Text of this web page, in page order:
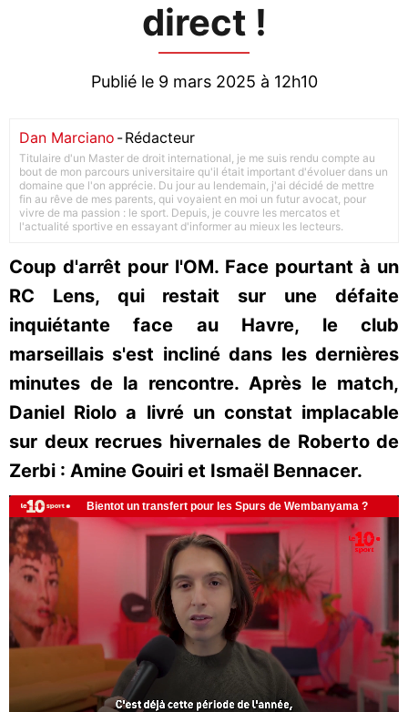
direct !
Publié le 9 mars 2025 à 12h10
Dan Marciano -Rédacteur
Titulaire d'un Master de droit international, je me suis rendu compte au
bout de mon parcours universitaire qu'il était important d'évoluer dans un
domaine que l'on apprécie. Du jour au lendemain, j'ai décidé de mettre
fin au rêve de mes parents, qui voyaient en moi un futur avocat, pour
vivre de ma passion : le sport. Depuis, je couvre les mercatos et
l'actualité sportive en essayant d'informer au mieux les lecteurs.
Coup d'arrêt pour l'OM. Face pourtant à un
RC Lens, qui restait sur une défaite
inquiétante face au Havre, le club
marseillais s'est incliné dans les dernières
minutes de la rencontre. Après le match,
Daniel Riolo a livré un constat implacable
sur deux recrues hivernales de Roberto de
Zerbi : Amine Gouiri et Ismaël Bennacer.